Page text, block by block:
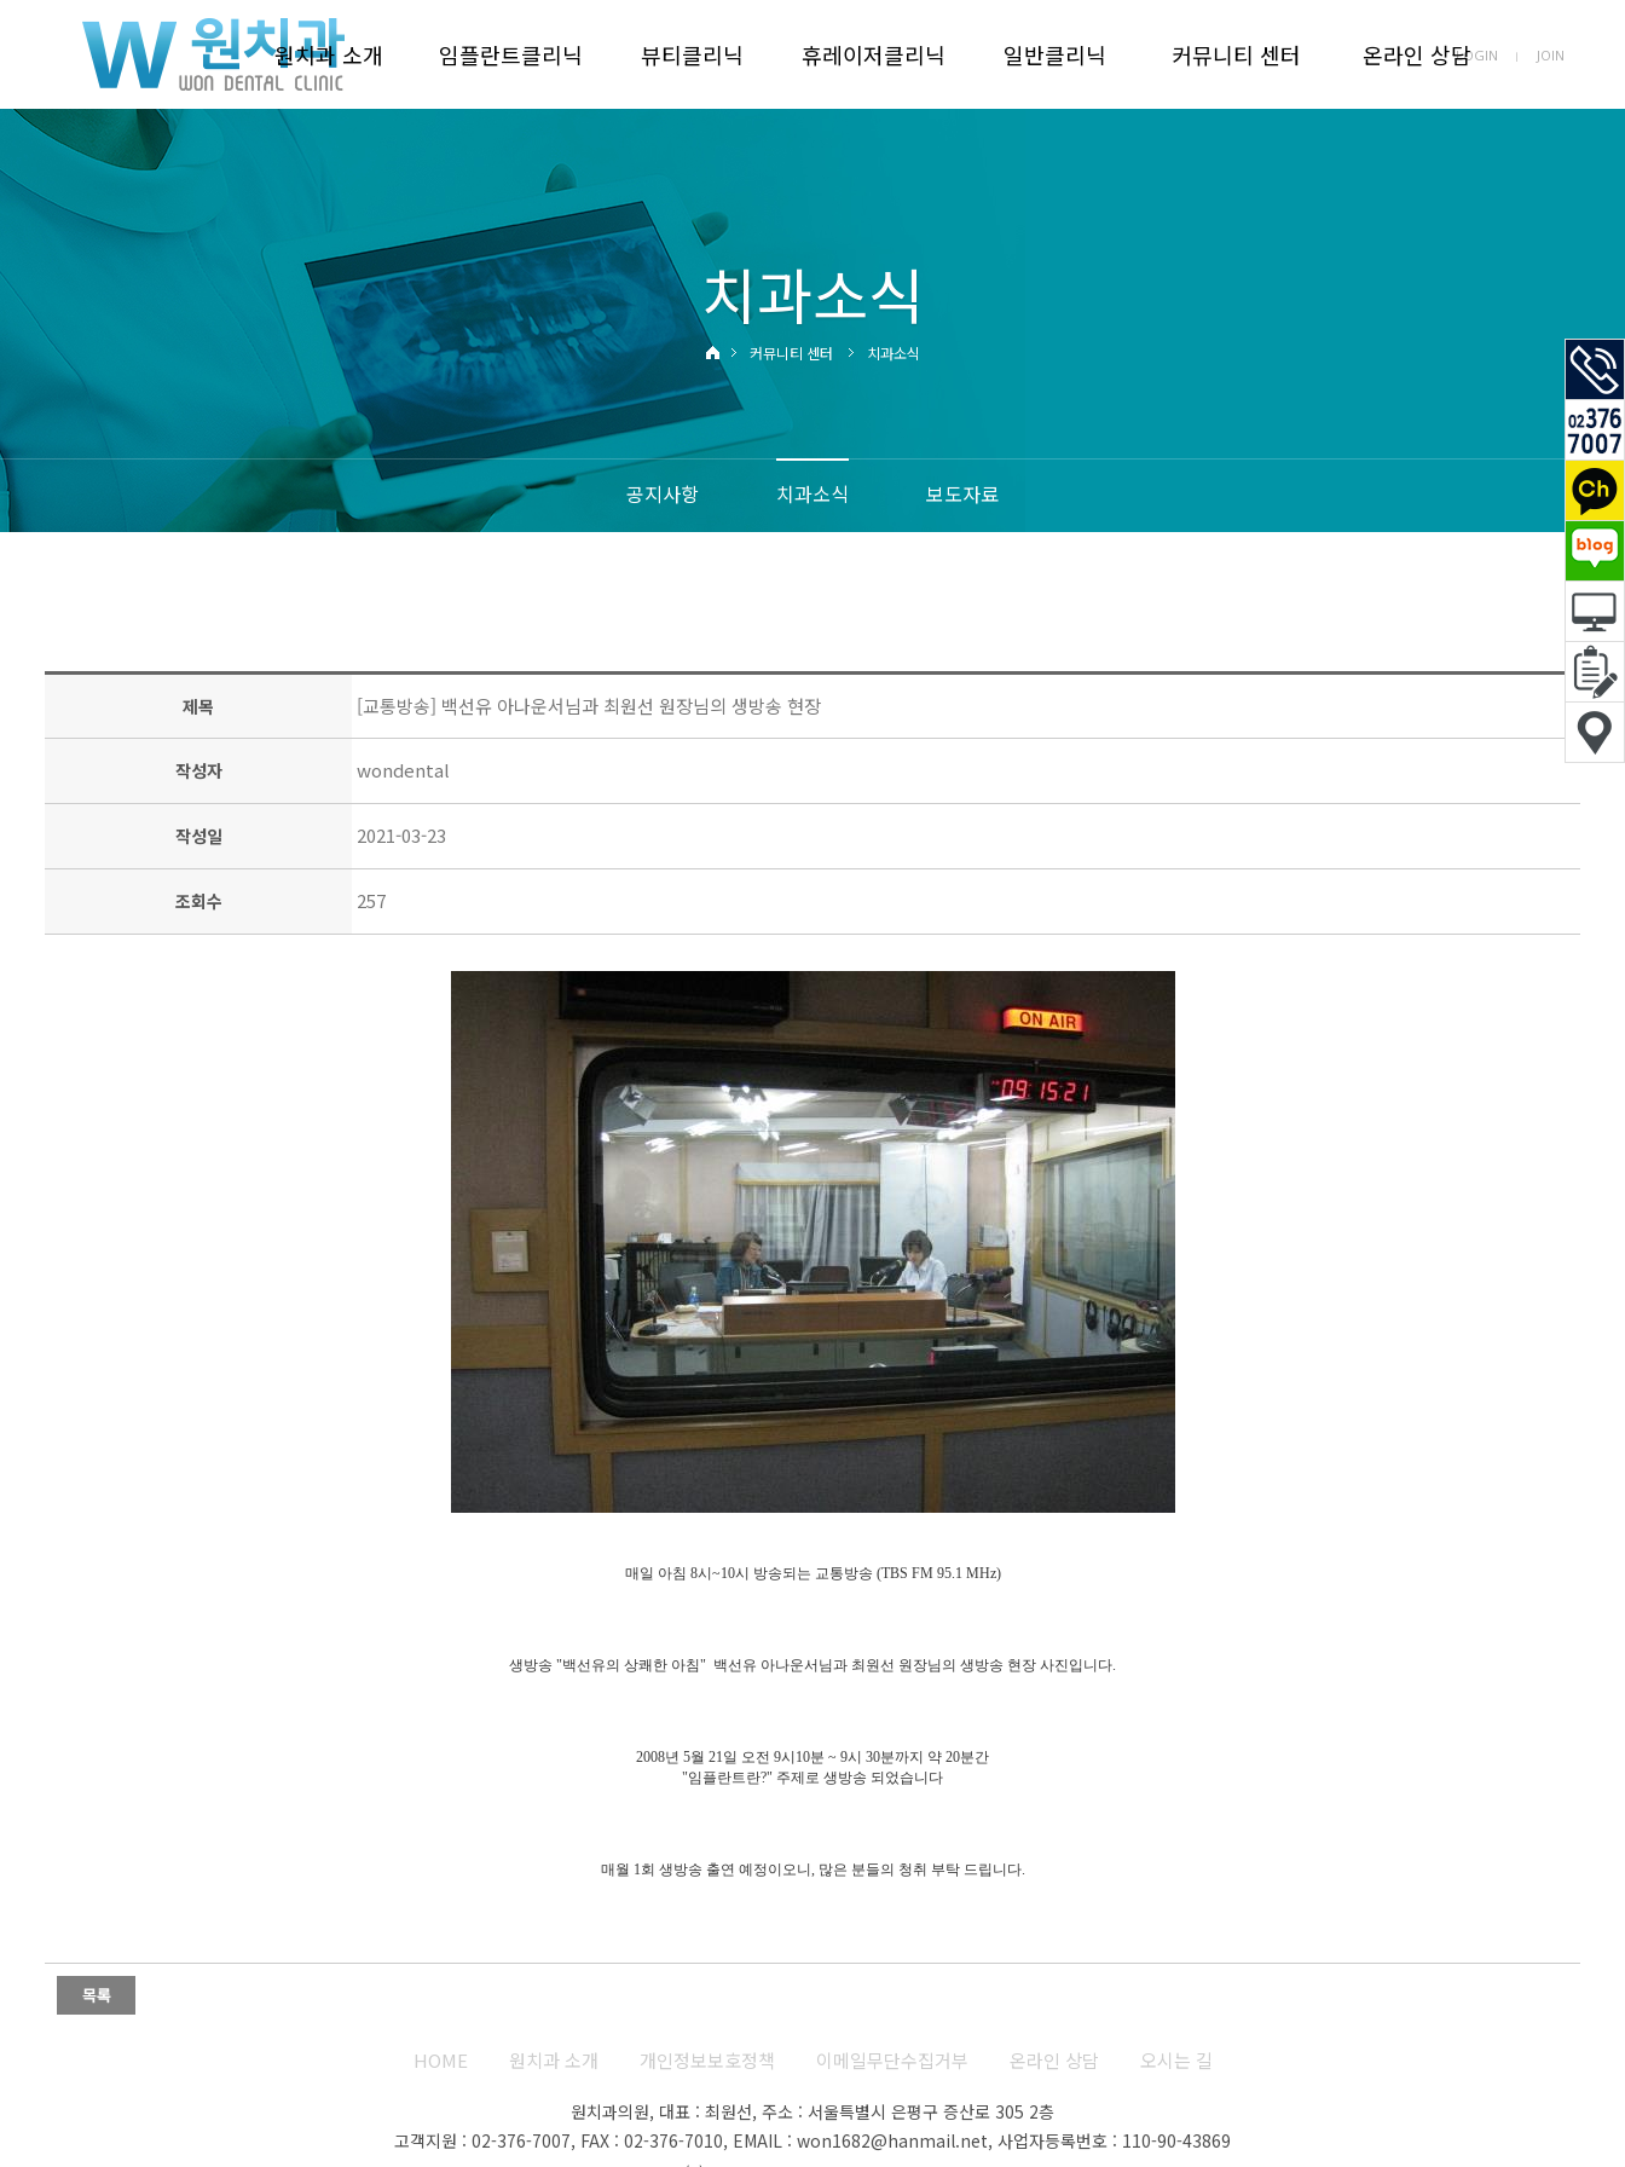
LOGIN ㅣ JOIN
원치과 소개
진료안내
치과장비 소개
치과 둘러보기
오시는 길
English
Chinese
임플란트클리닉
휴레이저 임플란트
임플란트 종류
임플란트 시술
임플란트 관리요령
뷰티클리닉
치아미백
잇몸성형
잇몸미백
휴레이저클리닉
휴레이서 치료
일반클리닉 커뮤니티 센터 온라인 상담
치과소식
커뮤니티 센터 치과소식
공지사항 치과소식 보도자료
제목 [교통방송] 백선유 아나운서님과 최원선 원장님의 생방송 현장
작성자 wondental
작성일 2021-03-23
조회수 257
매일 아침 8시~10시 방송되는 교통방송 (TBS FM 95.1 MHz)
생방송 "백선유의 상쾌한 아침" 백선유 아나운서님과 최원선 원장님의 생방송 현장 사진입니다.
2008년 5월 21일 오전 9시10분 ~ 9시 30분까지 약 20분간
"임플란트란?" 주제로 생방송 되었습니다
매월 1회 생방송 출연 예정이오니, 많은 분들의 청취 부탁 드립니다.
HOME 원치과 소개 개인정보보호정책 이메일무단수집거부 온라인 상담 오시는 길
원치과의원, 대표 : 최원선, 주소 : 서울특별시 은평구 증산로 305 2층
고객지원 : 02-376-7007, FAX : 02-376-7010, EMAIL : won1682@hanmail.net, 사업자등록번호 : 110-90-43869